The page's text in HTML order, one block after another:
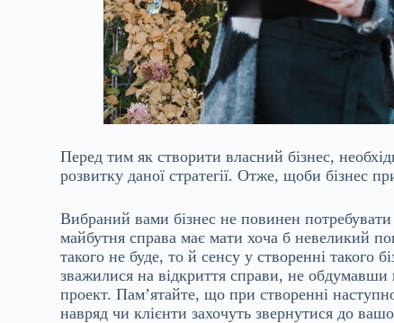
Перед тим як створити власний бізнес,
розвитку даної стратегії. Отже, щоби бізнес
Вибраний вами бізнес не повинен
майбутня справа має мати хоча б невеликий
такого не буде, то й сенсу у створенні
зважилися на відкриття справи, не обдумавши
проект. Пам’ятайте, що при створенні
навряд чи клієнти захочуть звернутися до